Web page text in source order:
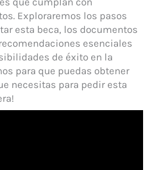
Exploraremos los pasos
esta beca, los documentos
esenciales
de éxito en la
para que puedas obtener
necesitas para pedir esta